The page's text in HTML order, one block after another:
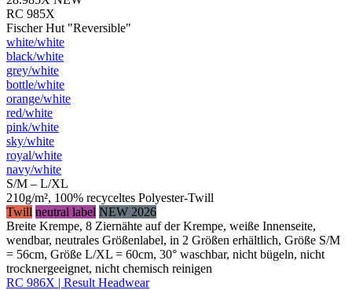
RC 985X
Fischer Hut "Reversible"
white/​white
black/​white
grey/​white
bottle/​white
orange/​white
red/​white
pink/​white
sky/​white
royal/​white
navy/​white
S/M – L/XL
210g/m², 100% recyceltes Polyester-Twill
Twill neutral label NEW 2026
Breite Krempe, 8 Ziernähte auf der Krempe, weiße Innenseite,
wendbar, neutrales Größenlabel, in 2 Größen erhältlich, Größe S/M
= 56cm, Größe L/XL = 60cm, 30° waschbar, nicht bügeln, nicht
trocknergeeignet, nicht chemisch reinigen
RC 986X | Result Headwear